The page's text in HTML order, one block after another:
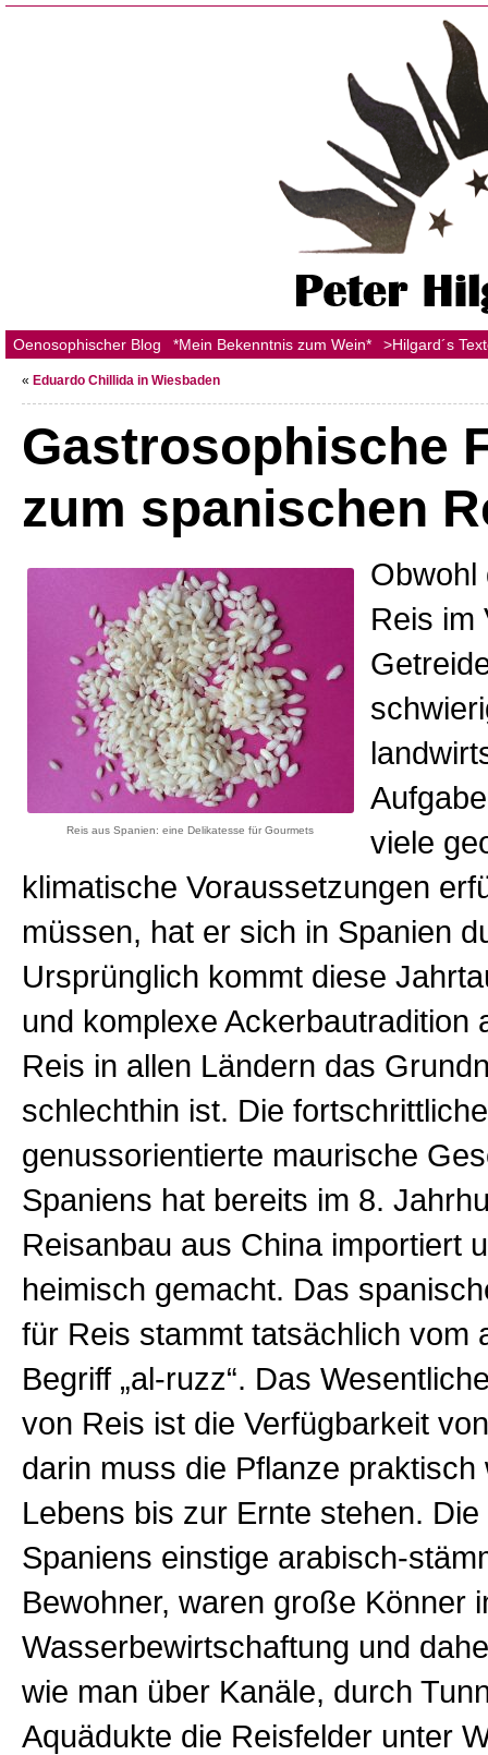
Oenosophischer Blog *Mein Bekenntnis zum Wein* >Hilgard´s
« Eduardo Chillida in Wiesbaden
Gastrosophische
zum spanischen
Reis aus Spanien: eine Delikatesse für Gourmets
Obwohl
Reis im
viele
klimatische Voraussetzungen
müssen, hat er sich in Spanien
Ursprünglich kommt diese
und komplexe Ackerbautradition
Reis in allen Ländern das
schlechthin ist. Die
genussorientierte maurische
Spaniens hat bereits im 8.
Reisanbau aus China importiert
heimisch gemacht. Das
für Reis stammt tatsächlich vom
Begriff „al-ruzz“. Das
von Reis ist die Verfügbarkeit
darin muss die Pflanze praktisch
Lebens bis zur Ernte stehen.
Spaniens einstige arabisch-
Bewohner, waren große Könner
Wasserbewirtschaftung und
wie man über Kanäle, durch
Aquädukte die Reisfelder unter